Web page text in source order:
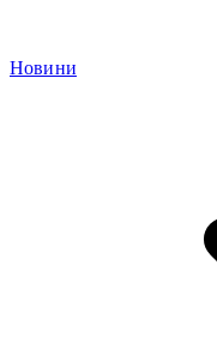
Новини